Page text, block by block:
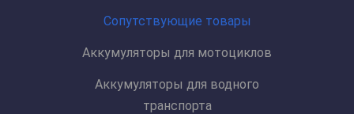
Сопутствующие товары
Аккумуляторы для мотоциклов
Аккумуляторы для водного
транспорта